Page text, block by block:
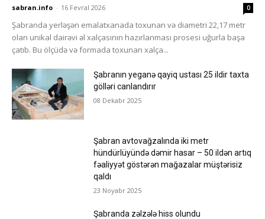
sabran.info - 16 Fevral 2026 0
Şabranda yerləşən emalatxanada toxunan və diametri 22,17 metr
olan unikal dairəvi əl xalçasının hazırlanması prosesi uğurla başa
çatıb. Bu ölçüdə və formada toxunan xalça...
Şabranın yeganə qayiq ustası 25 ildir taxta
gölləri canlandırır
08 Dekabr 2025
Şabran avtovağzalında iki metr
hündürlüyündə dəmir hasar – 50 ildən artıq
fəaliyyət göstərən mağazalar müştərisiz
qaldı
23 Noyabr 2025
Şabranda zəlzələ hiss olundu